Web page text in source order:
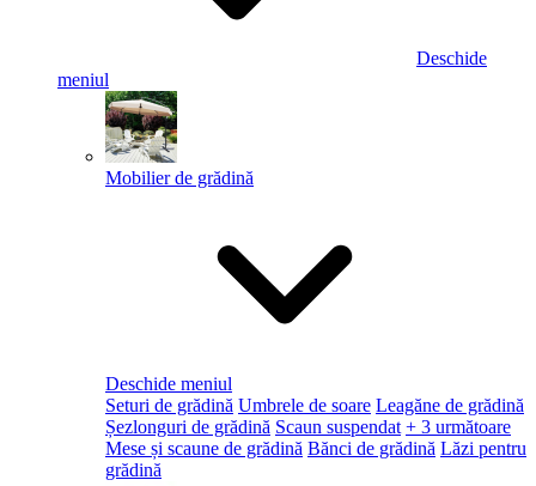
Deschide
meniul
Mobilier de grădină
Deschide meniul
Seturi de grădină Umbrele de soare Leagăne de grădină
Șezlonguri de grădină Scaun suspendat + 3 următoare
Mese și scaune de grădină Bănci de grădină Lăzi pentru
grădină